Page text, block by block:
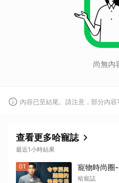
尚無內
內容已至結尾。請注意，部分內容
查看更多哈寵誌
最近1小時結果
01 寵物時尚圈
哈寵誌